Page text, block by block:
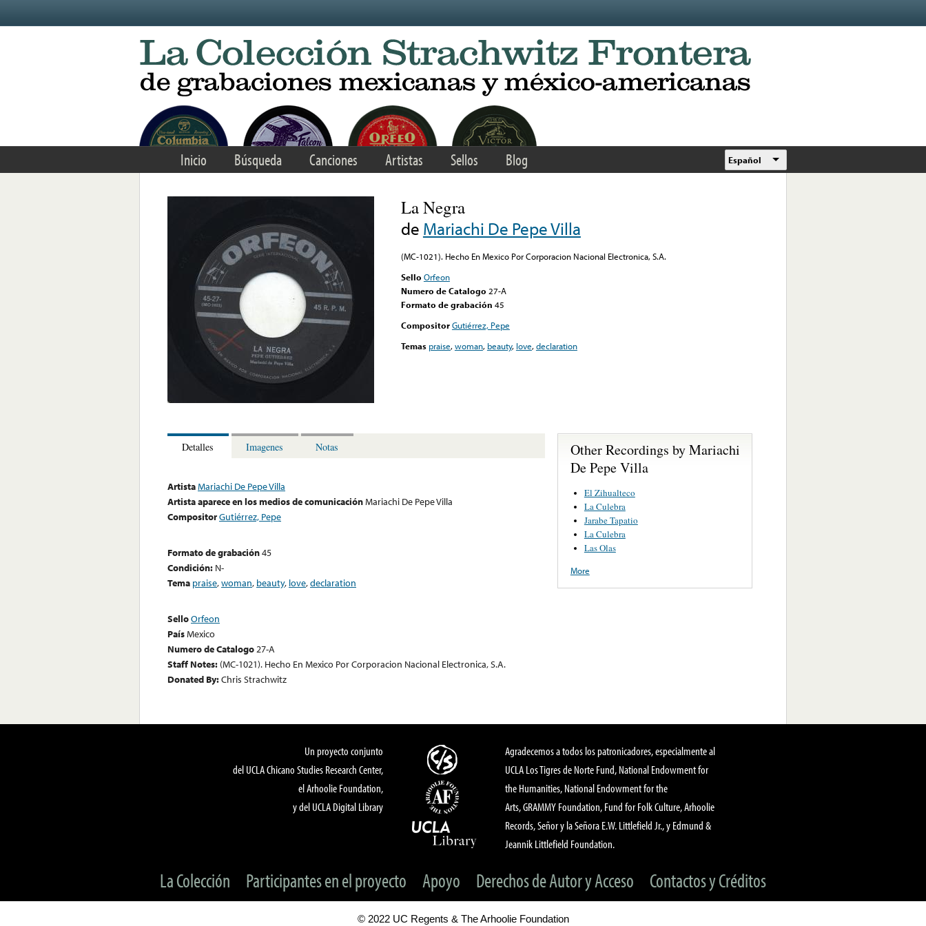
Inicio Búsqueda Canciones Artistas Sellos Blog Español
La Negra
de Mariachi De Pepe Villa
(MC-1021). Hecho En Mexico Por Corporacion Nacional Electronica, S.A.
Sello Orfeon
Numero de Catalogo 27-A
Formato de grabación 45
CompositorGutiérrez, Pepe
Temas praise,woman, beauty, love,declaration
Detalles Imagenes Notas
ArtistaMariachi De Pepe Villa
Artista aparece en los medios de comunicaciónMariachi De Pepe Villa
CompositorGutiérrez, Pepe
Formato de grabación45
Condición: N-
Tema praise,woman, beauty, love,declaration
SelloOrfeon
PaísMexico
Numero de Catalogo27-A
Staff Notes: (MC-1021). Hecho En Mexico Por Corporacion Nacional Electronica, S.A.
Donated By:Chris Strachwitz
Other Recordings by Mariachi
De Pepe Villa
El Zihualteco
La Culebra
Jarabe Tapatio
La Culebra
Las Olas
More
Un proyecto conjunto
del UCLA Chicano Studies Research Center,
el Arhoolie Foundation,
y del UCLA Digital Library
Agradecemos a todos los patronicadores, especialmente al
UCLA Los Tigres de Norte Fund, National Endowment for
the Humanities, National Endowment for the
Arts, GRAMMY Foundation, Fund for Folk Culture, Arhoolie
Records, Señor y la Señora E.W. Littlefield Jr., y Edmund &
Jeannik Littlefield Foundation.
La Colección Participantes en el proyecto Apoyo Derechos de Autor y Acceso Contactos y Créditos
© 2022 UC Regents & The Arhoolie Foundation